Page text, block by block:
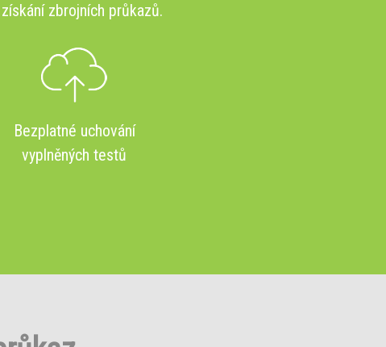
zbrojních průkazů.
Bezplatné uchování
vyplněných testů